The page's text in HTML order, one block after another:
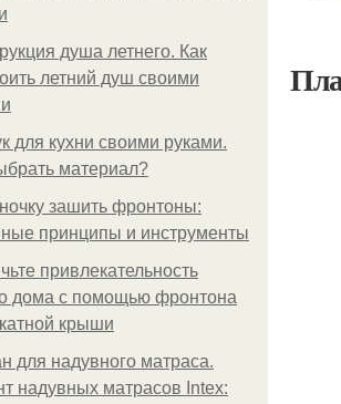
душа летнего. Как
летний душ своими
для кухни своими руками.
материал?
зашить фронтоны:
принципы и инструменты
привлекательность
дома с помощью фронтона
крыши
для надувного матраса.
надувных матрасов Intex: